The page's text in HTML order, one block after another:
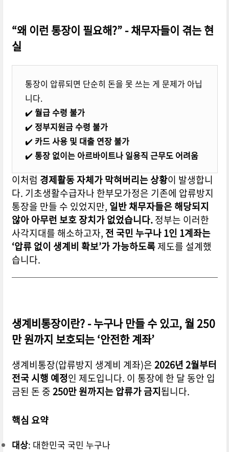
“왜 이런 통장이 필요해?” - 채무자들이 겪는 현
실
통장이 압류되면 단순히 돈을 못 쓰는 게 문제가 아닙
니다.
✔️ 월급 수령 불가
✔️ 정부지원금 수령 불가
✔️ 카드 사용 및 대출 연장 불가
✔️ 통장 없이는 아르바이트나 일용직 근무도 어려움
이처럼 경제활동 자체가 막혀버리는 상황이 발생합니
다. 기초생활수급자나 한부모가정은 기존에 압류방지
통장을 만들 수 있었지만, 일반 채무자들은 해당되지
않아 아무런 보호 장치가 없었습니다.정부는 이러한
사각지대를 해소하고자, 전 국민 누구나 1인 1계좌는
‘압류 없이 생계비 확보’가 가능하도록제도를 설계했
습니다.
생계비통장이란? - 누구나 만들 수 있고, 월 250
만 원까지 보호되는 ‘안전한 계좌’
생계비통장(압류방지 생계비 계좌)은2026년 2월부터
전국 시행 예정인 제도입니다. 이 통장에 한 달 동안 입
금된 돈 중250만 원까지는 압류가 금지됩니다.
핵심 요약
대상: 대한민국 국민 누구나